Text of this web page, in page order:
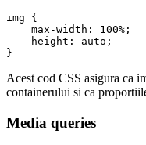
img {
    max-width: 100%;
    height: auto;
Acest cod CSS asigura ca
containerului si ca
Media queries